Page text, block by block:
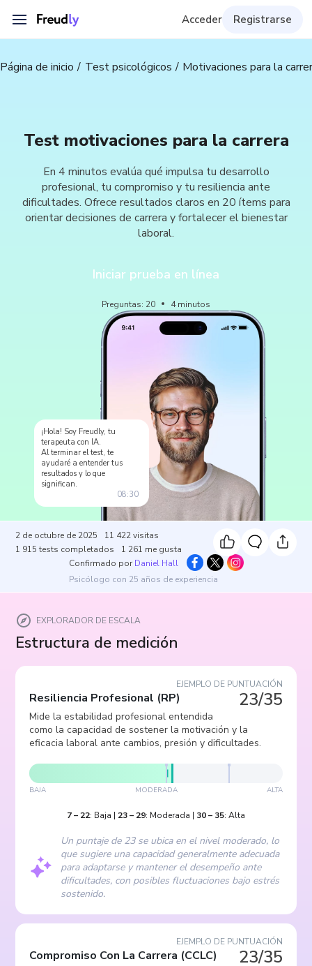
Acceder Registrarse
Página de inicio Test psicológicos Motivaciones para la
Test motivaciones para la carrera
En 4 minutos evalúa qué impulsa tu desarrollo
profesional, tu compromiso y tu resiliencia ante
dificultades. Ofrece resultados claros en 20 ítems para
orientar decisiones de carrera y fortalecer el bienestar
laboral.
Iniciar prueba en línea
Preguntas: 20 4 minutos
¡Hola! Soy Freudly, tu
terapeuta con IA.
Al terminar el test, te
ayudaré a entender tus
resultados y lo que
significan.
08:30
2 de octubre de 2025 11 422 visitas
1 915 tests completados 1 261 me gusta
Confirmado por Daniel Hall
Psicólogo con 25 años de experiencia
EXPLORADOR DE ESCALA
Estructura de medición
EJEMPLO DE PUNTUACIÓN
23/35
Resiliencia Profesional (RP)
Mide la estabilidad profesional entendida
como la capacidad de sostener la motivación y la
eficacia laboral ante cambios, presión y dificultades.
BAJA MODERADA ALTA
7– 22: Baja | 23– 29: Moderada | 30– 35: Alta
Un puntaje de 23 se ubica en el nivel moderado, lo
que sugiere una capacidad generalmente adecuada
para adaptarse y mantener el desempeño ante
dificultades, con posibles fluctuaciones bajo estrés
sostenido.
EJEMPLO DE PUNTUACIÓN
23/35
Compromiso Con La Carrera (CCLC)